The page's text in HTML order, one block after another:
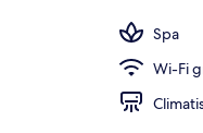
Spa
Wi-Fi